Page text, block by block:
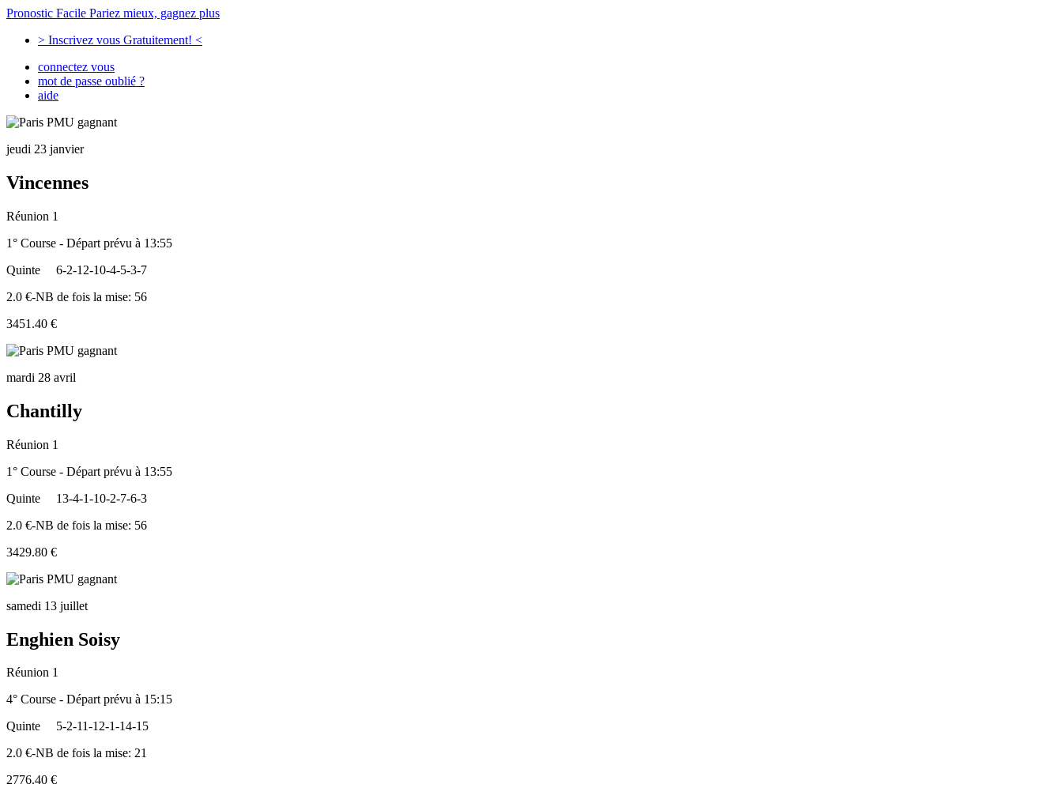
Pronostic Facile Pariez mieux, gagnez plus
> Inscrivez vous Gratuitement! <
connectez vous
mot de passe oublié ?
aide
jeudi 23 janvier
Vincennes
Réunion 1
1° Course - Départ prévu à 13:55
Quinte
6-2-12-10-4-5-3-7
2.0 €-NB de fois la mise: 56
3451.40 €
mardi 28 avril
Chantilly
Réunion 1
1° Course - Départ prévu à 13:55
Quinte
13-4-1-10-2-7-6-3
2.0 €-NB de fois la mise: 56
3429.80 €
samedi 13 juillet
Enghien Soisy
Réunion 1
4° Course - Départ prévu à 15:15
Quinte
5-2-11-12-1-14-15
2.0 €-NB de fois la mise: 21
2776.40 €